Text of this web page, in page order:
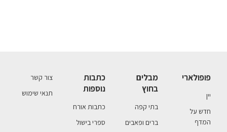
פופולארי
יין
חדש על
המדף
מבלים
בחוץ
בתי קפה
ברים ופאבים
כתבות
נוספות
כתבות אורח
ספרי בישול
צור קשר
תנאי שימוש